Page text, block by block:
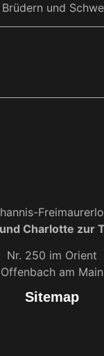
und
Charlotte zur
Nr. 250 im Orient
Offenbach am Main
Sitemap